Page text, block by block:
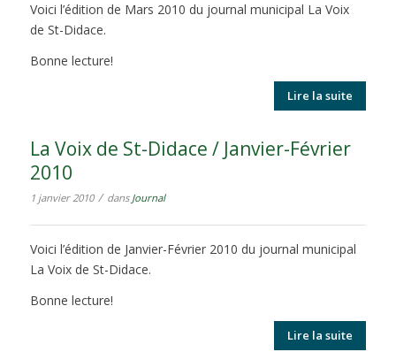
Voici l’édition de Mars 2010 du journal municipal La Voix
de St-Didace.
Bonne lecture!
Lire la suite
La Voix de St-Didace / Janvier-Février
2010
1 janvier 2010 / dans Journal
Voici l’édition de Janvier-Février 2010 du journal municipal
La Voix de St-Didace.
Bonne lecture!
Lire la suite